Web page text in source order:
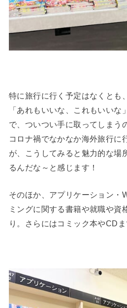
特に旅行に行く予定はなくとも
「あれもいいな、これもいいな
で、ついつい手に取ってしまう
コロナ禍でなかなか海外旅行に
が、こうしてみると魅力的な場
るんだな～と感じます！
そのほか、アプリケーション・
ミングに関する書籍や就職や資
り。さらにはコミック本やCDま